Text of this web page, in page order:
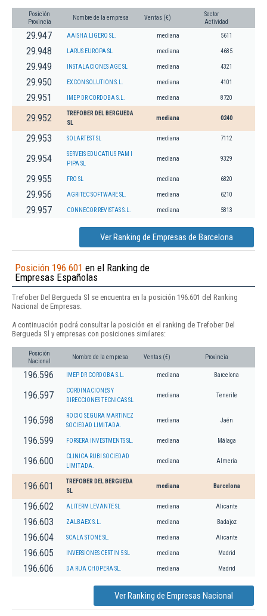
Posición
Provincia
Nombre de la empresa Ventas (€)
Sector
Actividad
29.947 AAISHA LIGERO SL. mediana 5611
29.948 LARUS EUROPA SL mediana 4685
29.949 INSTALACIONES AGE SL mediana 4321
29.950 EXCON SOLUTION S.L. mediana 4101
29.951 IMEP DR CORDOBA S.L. mediana 8720
29.952
TREFOBER DEL BERGUEDA
SL
mediana 0240
29.953 SOLARTEST SL mediana 7112
29.954
SERVEIS EDUCATIUS PAM I
PIPA SL
mediana 9329
29.955 FRO SL mediana 6820
29.956 AGRITEC SOFTWARE SL. mediana 6210
29.957 CONNECOR REVISTAS S.L. mediana 5813
Ver Ranking de Empresas de Barcelona
Posición 196.601 en el Ranking de
Empresas Españolas
Trefober Del Bergueda Sl se encuentra en la posición 196.601 del Ranking
Nacional de Empresas.
A continuación podrá consultar la posición en el ranking de Trefober Del
Bergueda Sl y empresas con posiciones similares:
Posición
Nacional
Nombre de la empresa Ventas (€) Provincia
196.596 IMEP DR CORDOBA S.L. mediana Barcelona
196.597
CORDINACIONES Y
DIRECCIONES TECNICAS SL
mediana Tenerife
196.598
ROCIO SEGURA MARTINEZ
SOCIEDAD LIMITADA.
mediana Jaén
196.599 FORSERA INVESTMENTS SL. mediana Málaga
196.600
CLINICA RUBI SOCIEDAD
LIMITADA.
mediana Almería
196.601
TREFOBER DEL BERGUEDA
SL
mediana Barcelona
196.602 ALITERM LEVANTE SL mediana Alicante
196.603 ZALBAEX S.L. mediana Badajoz
196.604 SCALA STONE SL. mediana Alicante
196.605 INVERSIONES CERTIN 5 SL mediana Madrid
196.606 DA RUA CHOPERA SL. mediana Madrid
Ver Ranking de Empresas Nacional